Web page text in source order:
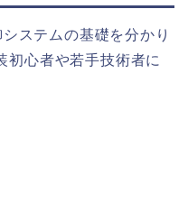
ステムの基礎を分かり
初心者や若手技術者に